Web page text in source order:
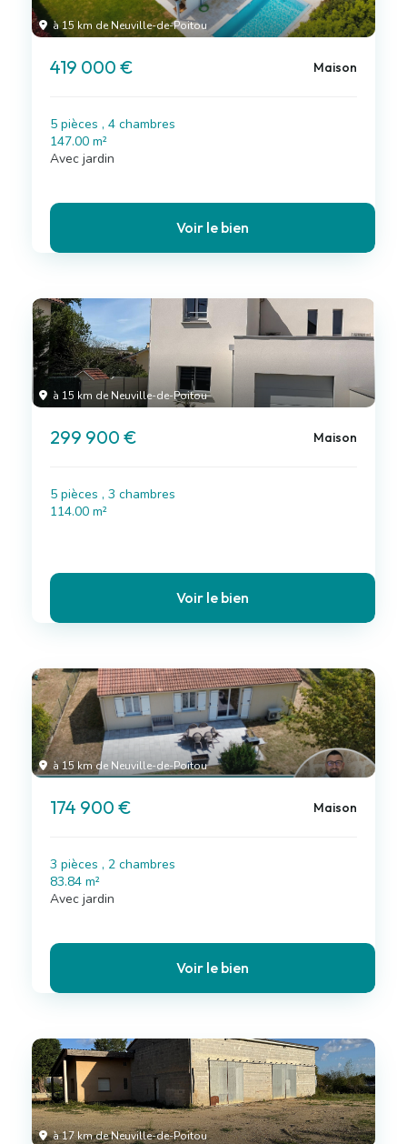
à 15 km de Neuville-de-Poitou
419 000 € Maison
5 pièces , 4 chambres
147.00 m²
Avec jardin
Voir le bien
à 15 km de Neuville-de-Poitou
299 900 € Maison
5 pièces , 3 chambres
114.00 m²
Voir le bien
à 15 km de Neuville-de-Poitou
174 900 € Maison
3 pièces , 2 chambres
83.84 m²
Avec jardin
Voir le bien
à 17 km de Neuville-de-Poitou